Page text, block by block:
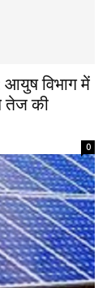
विभाग में
तेज की
0